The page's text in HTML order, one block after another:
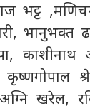
भट्ट
भानुभक्त
काशीनाथ
खरेल,